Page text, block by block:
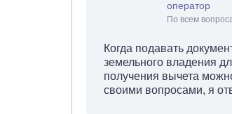
оператор
По всем
Когда подавать
земельного владения
получения вычета
своими вопросами, я